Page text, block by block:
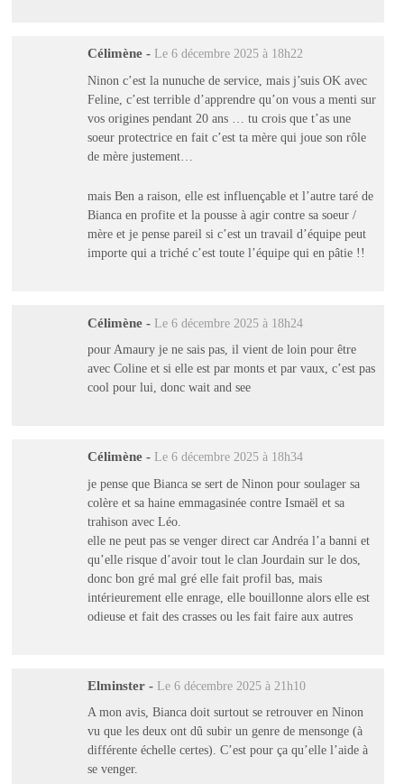
Célimène - Le 6 décembre 2025 à 18h22
Ninon c’est la nunuche de service, mais j’suis OK avec
Feline, c’est terrible d’apprendre qu’on vous a menti sur
vos origines pendant 20 ans … tu crois que t’as une
soeur protectrice en fait c’est ta mère qui joue son rôle
de mère justement…
mais Ben a raison, elle est influençable et l’autre taré de
Bianca en profite et la pousse à agir contre sa soeur /
mère et je pense pareil si c’est un travail d’équipe peut
importe qui a triché c’est toute l’équipe qui en pâtie !!
Célimène - Le 6 décembre 2025 à 18h24
pour Amaury je ne sais pas, il vient de loin pour être
avec Coline et si elle est par monts et par vaux, c’est pas
cool pour lui, donc wait and see
Célimène - Le 6 décembre 2025 à 18h34
je pense que Bianca se sert de Ninon pour soulager sa
colère et sa haine emmagasinée contre Ismaël et sa
trahison avec Léo.
elle ne peut pas se venger direct car Andréa l’a banni et
qu’elle risque d’avoir tout le clan Jourdain sur le dos,
donc bon gré mal gré elle fait profil bas, mais
intérieurement elle enrage, elle bouillonne alors elle est
odieuse et fait des crasses ou les fait faire aux autres
Elminster - Le 6 décembre 2025 à 21h10
A mon avis, Bianca doit surtout se retrouver en Ninon
vu que les deux ont dû subir un genre de mensonge (à
différente échelle certes). C’est pour ça qu’elle l’aide à
se venger.